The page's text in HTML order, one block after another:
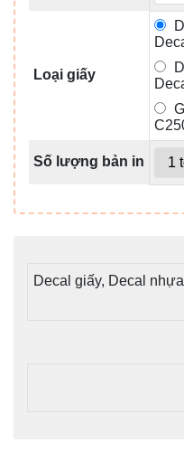
Loại giấy
Số lượng bản in
Decal giấy, Decal